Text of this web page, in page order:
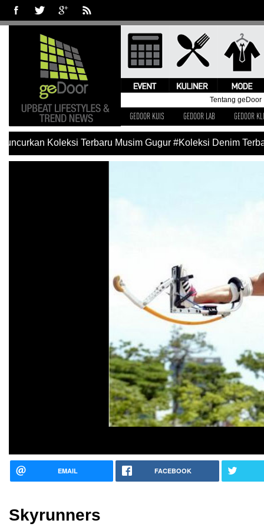
Tentang geDoor
GEDOOR KUIS GEDOOR LAB GEDOOR
Koleksi Terbaru Musim Gugur #Koleksi Denim
EMAIL FACEBOOK
Skyrunners